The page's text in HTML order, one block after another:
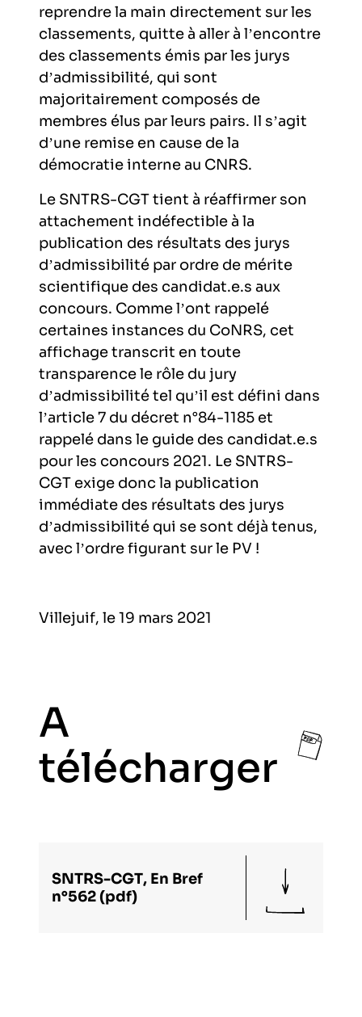
reprendre la main directement sur les
classements, quitte à aller à l’encontre
des classements émis par les jurys
d’admissibilité, qui sont
majoritairement composés de
membres élus par leurs pairs. Il s’agit
d’une remise en cause de la
démocratie interne au CNRS.
Le SNTRS-CGT tient à réaffirmer son
attachement indéfectible à la
publication des résultats des jurys
d’admissibilité par ordre de mérite
scientifique des candidat.e.s aux
concours. Comme l’ont rappelé
certaines instances du CoNRS, cet
affichage transcrit en toute
transparence le rôle du jury
d’admissibilité tel qu’il est défini dans
l’article 7 du décret n°84-1185 et
rappelé dans le guide des candidat.e.s
pour les concours 2021. Le SNTRS-
CGT exige donc la publication
immédiate des résultats des jurys
d’admissibilité qui se sont déjà tenus,
avec l’ordre figurant sur le PV !
Villejuif, le 19 mars 2021
A
télécharger
SNTRS-CGT, En Bref
n°562 (pdf)